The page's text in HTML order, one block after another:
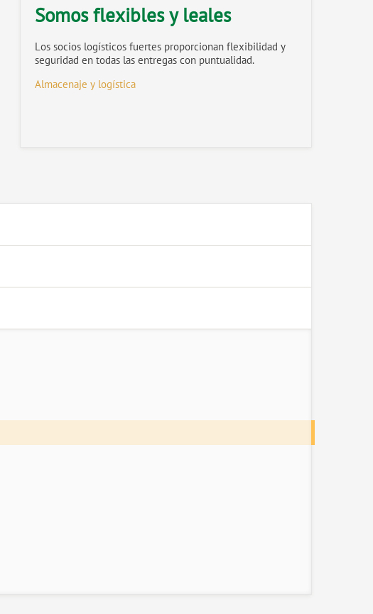
Somos flexibles y leales
Los socios logísticos fuertes proporcionan flexibilidad y
seguridad en todas las entregas con puntualidad.
Almacenaje y logística